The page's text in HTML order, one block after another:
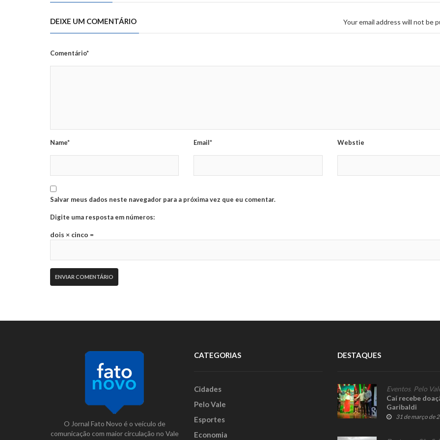
DEIXE UM COMENTÁRIO Your email address will not be
Comentário*
Name* Email* Webstie
Salvar meus dados neste navegador para a próxima vez que eu comentar.
Digite uma resposta em números:
dois × cinco =
O Jornal Fato Novo é o veículo de
comunicação com maior circulação no Vale
CATEGORIAS
Cidades
Pelo Vale
Esportes
Economia
DESTAQUES
Eventos, Pelo
Caí recebe
Garibaldi
31 de março de